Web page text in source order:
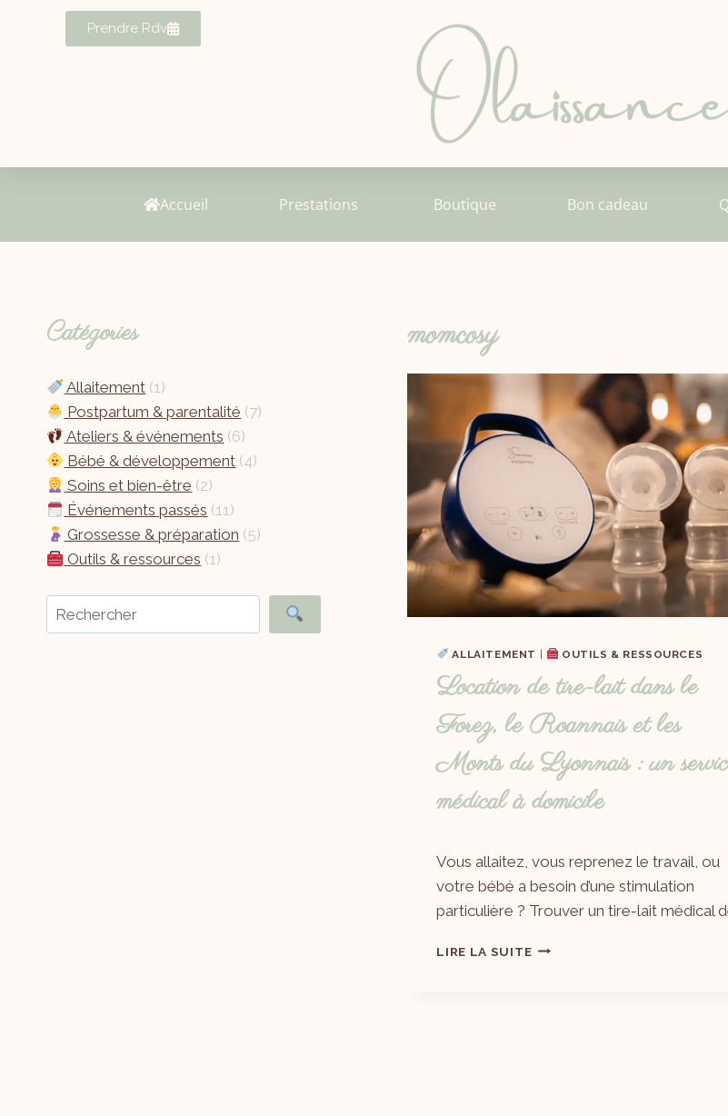
Prendre Rdv
Accueil Prestations Boutique Bon cadeau
momcosy
ALLAITEMENT OUTILS & RESSOURCES
Location de tire-lait dans le
Forez, le Roannais et les
Monts du Lyonnais : un
médical à domicile
Laëtitia
Vous allaitez, vous reprenez le travail, ou
votre bébé a besoin d’une stimulation
particulière ? Trouver un tire-lait médical
LIRE LA SUITE
Catégories
Allaitement (1)
Postpartum & parentalité (7)
Ateliers & événements (6)
Bébé & développement (4)
Soins et bien-être (2)
Événements passés (11)
Grossesse & préparation (5)
Outils & ressources (1)